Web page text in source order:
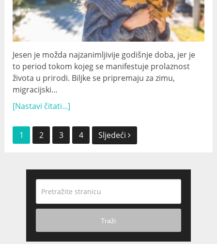
Jesen je možda najzanimljivije godišnje doba, jer je
to period tokom kojeg se manifestuje prolaznost
života u prirodi. Biljke se pripremaju za zimu,
migracijski…
[Nastavi čitati...]
Navigacija
1 2 3 4 Sljedeći
Traži